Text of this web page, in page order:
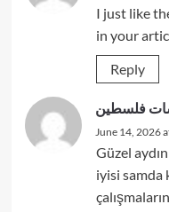
I just like
in your
Reply
فلسطين
June 14, 2026
Güzel
iyisi samda